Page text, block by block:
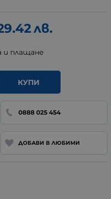
лв.
и плащане
КУПИ
0888 025 454
ДОБАВИ В ЛЮБИМИ